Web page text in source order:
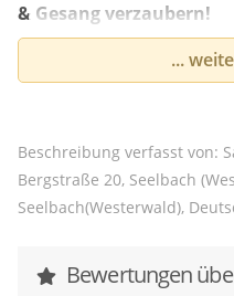
& Gesang verzaubern!
sanften, edlen Klängen
Momenten eine
Liedauswahl und der
...
Beschreibung verfasst von:
Bergstraße 20, Seelbach
Seelbach(Westerwald),
Bewertungen